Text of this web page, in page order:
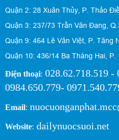
Quận 2: 28 Xuân Thủy, P. Thảo
Quận 3: 237/73 Trần Văn Đang,
Quận 9: 464 Lê Văn Việt, P. Tăng
Quận 10: 436/14 Ba Tháng Hai, P.
Điện thoại: 028.62.718.519 -
0984.650.779-
Email:
Website: dailynuocsuoi.net